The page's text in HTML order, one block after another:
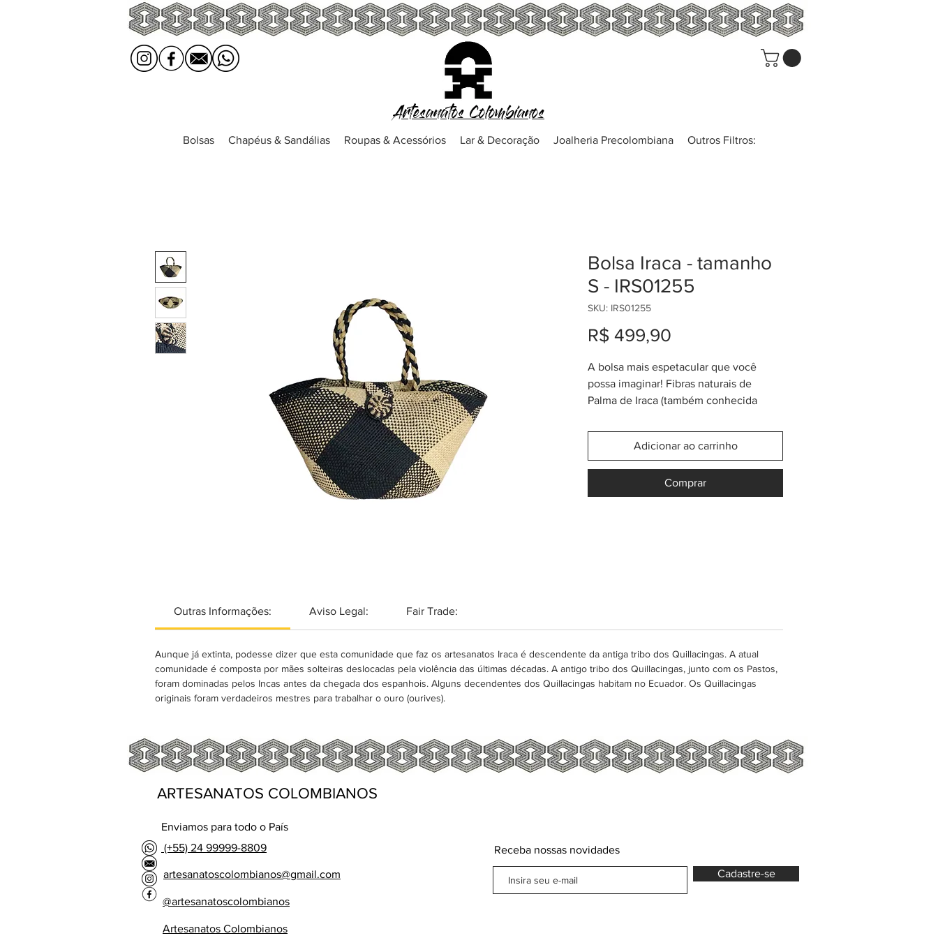
Artesanatos Colombianos
Bolsas Chapéus & Sandálias Roupas & Acessórios Lar & Decoração Joalheria Precolombiana Outros Filtros:
Bolsa Iraca - tamanho
S - IRS01255
SKU: IRS01255
R$ 499,90
A bolsa mais espetacular que você
possa imaginar! Fibras naturais de
Palma de Iraca (também conhecida
região sud-oeste da Colômbia. Cada
peça uma obra de arte!
Bolsas feitas por comunidades semi-
indígenas do sul-oeste da Colômbia.
Tamanho aproximado da bolsa
Adicionar ao carrinho
Comprar
Outras Informações: Aviso Legal: Fair Trade:
Aunque já extinta, podesse dizer que esta comunidade que faz os artesanatos Iraca é descendente da antiga tribo dos Quillacingas. A atual
comunidade é composta por mães solteiras deslocadas pela violência das últimas décadas. A antigo tribo dos Quillacingas, junto com os Pastos,
foram dominadas pelos Incas antes da chegada dos espanhois. Alguns decendentes dos Quillacingas habitam no Ecuador. Os Quillacingas
originais foram verdadeiros mestres para trabalhar o ouro (ourives).
ARTESANATOS COLOMBIANOS
Enviamos para todo o País
(+55) 24 99999-8809
artesanatoscolombianos@gmail.com
@artesanatoscolombianos
Artesanatos Colombianos
Receba nossas novidades
Cadastre-se